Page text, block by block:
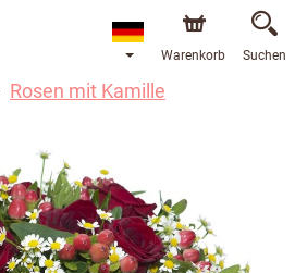
Warenkorb Suchen
Rosen mit Kamille